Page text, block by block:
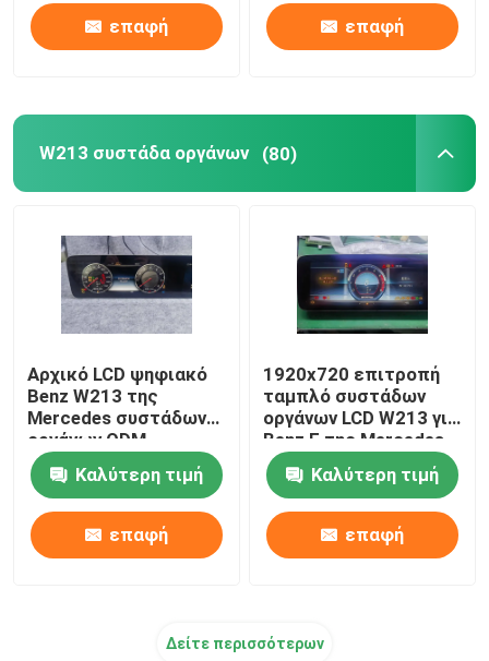
επαφή επαφή
W213 συστάδα οργάνων (80)
Αρχικό LCD ψηφιακό
Benz W213 της
Mercedes συστάδων
οργάνων ODM
Καλύτερη τιμή
επαφή
1920x720 επιτροπή
ταμπλό συστάδων
οργάνων LCD W213 για
Benz Ε της Mercedes
την κατηγορία
Καλύτερη τιμή
επαφή
Δείτε περισσότερων